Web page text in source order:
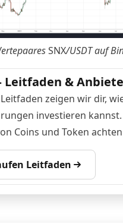
SNX/USDT auf
&
zeigen wir dir,
investieren
Coins und Token
Leitfaden